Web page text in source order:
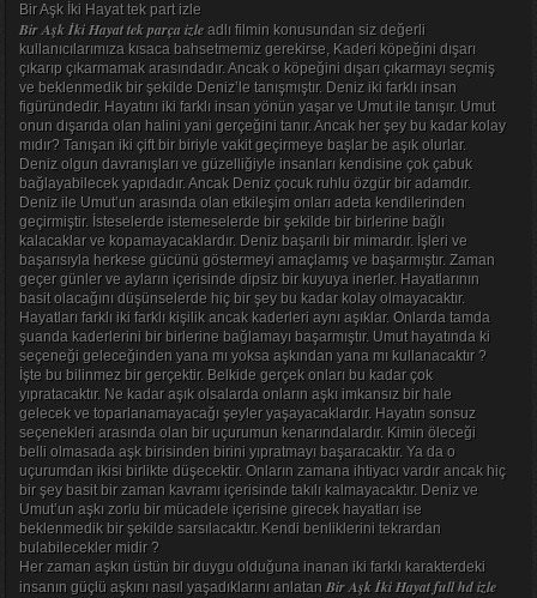
Bir Aşk İki Hayat tek part izle
Bir Aşk İki Hayat tek parça izleadlı filmin konusundan siz değerli
kullanıcılarımıza kısaca bahsetmemiz gerekirse, Kaderi köpeğini dışarı
çıkarıp çıkarmamak arasındadır. Ancak o köpeğini dışarı çıkarmayı seçmiş
ve beklenmedik bir şekilde Deniz’le tanışmıştır. Deniz iki farklı insan
figüründedir. Hayatını iki farklı insan yönün yaşar ve Umut ile tanışır. Umut
onun dışarıda olan halini yani gerçeğini tanır. Ancak her şey bu kadar kolay
mıdır? Tanışan iki çift bir biriyle vakit geçirmeye başlar be aşık olurlar.
Deniz olgun davranışları ve güzelliğiyle insanları kendisine çok çabuk
bağlayabilecek yapıdadır. Ancak Deniz çocuk ruhlu özgür bir adamdır.
Deniz ile Umut’un arasında olan etkileşim onları adeta kendilerinden
geçirmiştir. İsteselerde istemeselerde bir şekilde bir birlerine bağlı
kalacaklar ve kopamayacaklardır. Deniz başarılı bir mimardır. İşleri ve
başarısıyla herkese gücünü göstermeyi amaçlamış ve başarmıştır. Zaman
geçer günler ve ayların içerisinde dipsiz bir kuyuya inerler. Hayatlarının
basit olacağını düşünselerde hiç bir şey bu kadar kolay olmayacaktır.
Hayatları farklı iki farklı kişilik ancak kaderleri aynı aşıklar. Onlarda tamda
şuanda kaderlerini bir birlerine bağlamayı başarmıştır. Umut hayatında ki
seçeneği geleceğinden yana mı yoksa aşkından yana mı kullanacaktır ?
İşte bu bilinmez bir gerçektir. Belkide gerçek onları bu kadar çok
yıpratacaktır. Ne kadar aşık olsalarda onların aşkı imkansız bir hale
gelecek ve toparlanamayacağı şeyler yaşayacaklardır. Hayatın sonsuz
seçenekleri arasında olan bir uçurumun kenarındalardır. Kimin öleceği
belli olmasada aşk birisinden birini yıpratmayı başaracaktır. Ya da o
uçurumdan ikisi birlikte düşecektir. Onların zamana ihtiyacı vardır ancak hiç
bir şey basit bir zaman kavramı içerisinde takılı kalmayacaktır. Deniz ve
Umut’un aşkı zorlu bir mücadele içerisine girecek hayatları ise
beklenmedik bir şekilde sarsılacaktır. Kendi benliklerini tekrardan
bulabilecekler midir ?
Her zaman aşkın üstün bir duygu olduğuna inanan iki farklı karakterdeki
insanın güçlü aşkını nasıl yaşadıklarını anlatan Bir Aşk İki Hayat full hd izle